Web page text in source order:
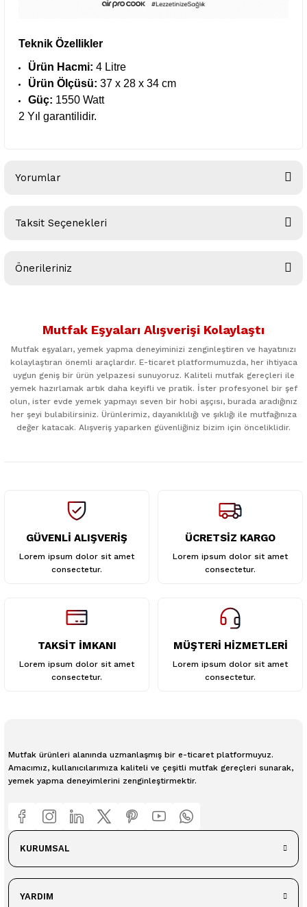
Teknik Özellikler
Ürün Hacmi: 4 Litre
Ürün Ölçüsü:37 x 28 x 34 cm
Güç: 1550 Watt
2 Yıl garantilidir.
Yorumlar
Taksit Seçenekleri
Önerileriniz
kullanarak tarafımıza iletebilirsiniz.
Ürün resmi kalitesiz, bozuk veya görüntülenemiyor.
Ürün açıklamasında eksik bilgiler bulunuyor.
Ürün bilgilerinde hatalar bulunuyor.
Ürün fiyatı diğer sitelerden daha pahalı.
Mutfak Eşyaları Alışverişi Kolaylaştı
Mutfak eşyaları, yemek yapma deneyiminizi zenginleştiren ve hayatınızı
kolaylaştıran önemli araçlardır. E-ticaret platformumuzda, her ihtiyaca
uygun geniş bir ürün yelpazesi sunuyoruz. Kaliteli mutfak gereçleri ile
yemek hazırlamak artık daha keyifli ve pratik. İster profesyonel bir şef
olun, ister evde yemek yapmayı seven bir hobi aşçısı, burada aradığınız
her şeyi bulabilirsiniz. Ürünlerimiz, dayanıklılığı ve şıklığı ile mutfağınıza
değer katacak. Alışveriş yaparken güvenliğiniz bizim için önceliklidir.
GÜVENLİ ALIŞVERİŞ
Lorem ipsum dolor sit amet
consectetur.
ÜCRETSİZ KARGO
Lorem ipsum dolor sit amet
consectetur.
TAKSİT İMKANI
Lorem ipsum dolor sit amet
consectetur.
MÜŞTERİ HİZMETLERİ
Lorem ipsum dolor sit amet
consectetur.
Mutfak ürünleri alanında uzmanlaşmış bir e-ticaret platformuyuz.
Amacımız, kullanıcılarımıza kaliteli ve çeşitli mutfak gereçleri sunarak,
yemek yapma deneyimlerini zenginleştirmektir.
KURUMSAL
YARDIM